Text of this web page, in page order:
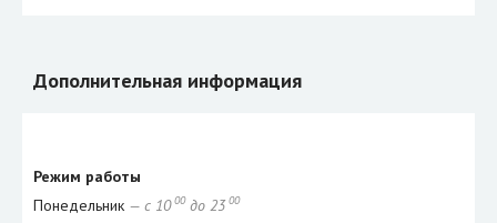
Дополнительная информация
Режим работы
Понедельник — с 10 00до 23 00